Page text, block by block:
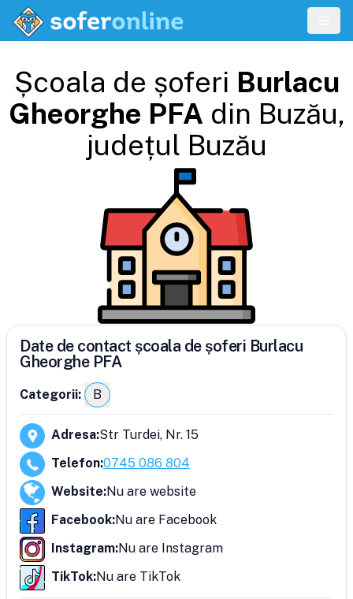
Școala de șoferi Burlacu
Gheorghe PFA din Buzău,
județul Buzău
Date de contact școala de șoferi Burlacu
Gheorghe PFA
Categorii: B
Adresa:Str Turdei, Nr. 15
Telefon:0745 086 804
Website:Nu are website
Facebook:Nu are Facebook
Instagram:Nu are Instagram
TikTok:Nu are TikTok